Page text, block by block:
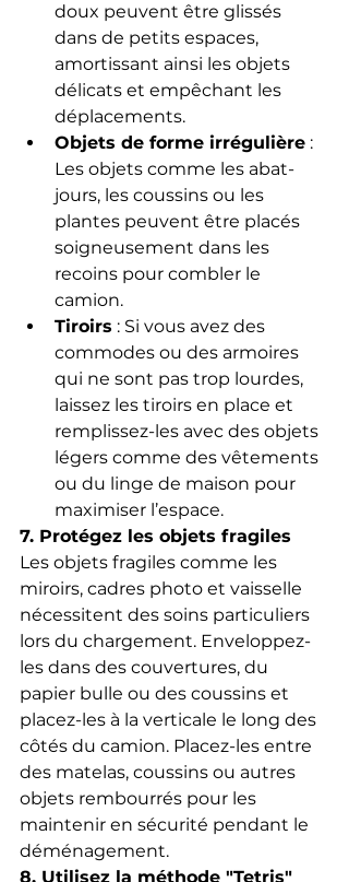
doux peuvent être glissés
dans de petits espaces,
amortissant ainsi les objets
délicats et empêchant les
déplacements.
Objets de forme irrégulière :
Les objets comme les abat-
jours, les coussins ou les
plantes peuvent être placés
soigneusement dans les
recoins pour combler le
camion.
Tiroirs : Si vous avez des
commodes ou des armoires
qui ne sont pas trop lourdes,
laissez les tiroirs en place et
remplissez-les avec des objets
légers comme des vêtements
ou du linge de maison pour
maximiser l’espace.
7. Protégez les objets fragiles
Les objets fragiles comme les
miroirs, cadres photo et vaisselle
nécessitent des soins particuliers
lors du chargement. Enveloppez-
les dans des couvertures, du
papier bulle ou des coussins et
placez-les à la verticale le long des
côtés du camion. Placez-les entre
des matelas, coussins ou autres
objets rembourrés pour les
maintenir en sécurité pendant le
déménagement.
8. Utilisez la méthode "Tetris"